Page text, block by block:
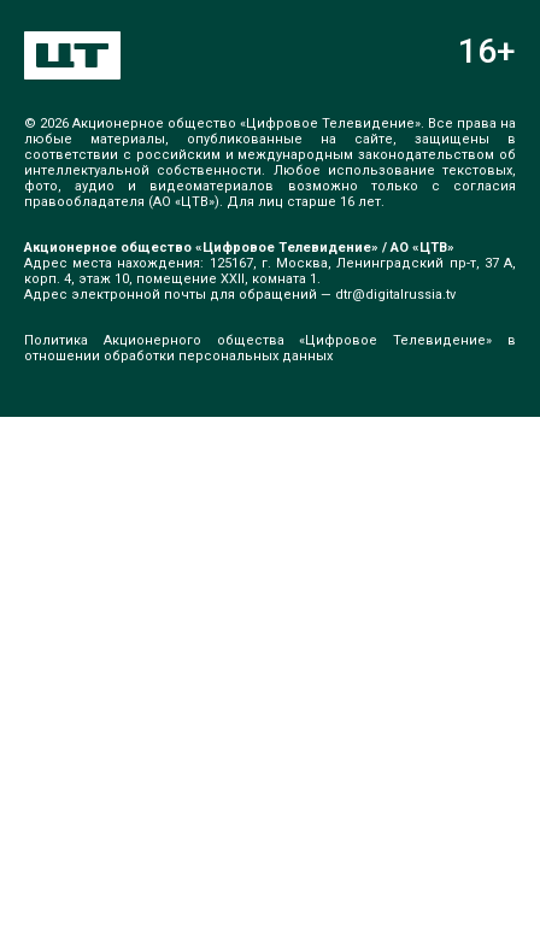
© 2026 Акционерное общество «Цифровое Телевидение». Все права на
любые материалы, опубликованные на сайте, защищены в
соответствии с российским и международным законодательством об
интеллектуальной собственности. Любое использование текстовых,
фото, аудио и видеоматериалов возможно только с согласия
правообладателя (АО «ЦТВ»). Для лиц старше 16 лет.
Акционерное общество «Цифровое Телевидение» / АО «ЦТВ»
Адрес места нахождения: 125167, г. Москва, Ленинградский пр-т, 37 А,
корп. 4, этаж 10, помещение XXII, комната 1.
Адрес электронной почты для обращений — dtr@digitalrussia.tv
Политика Акционерного общества «Цифровое Телевидение» в
отношении обработки персональных данных
16+